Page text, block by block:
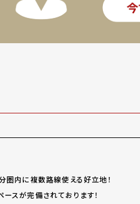
圏内に複数路線使える好立地！
ースが完備されております！